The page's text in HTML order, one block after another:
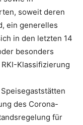
soweit deren
ein generelles
in den letzten 14
besonders
Klassifizierung
des Corona-
für